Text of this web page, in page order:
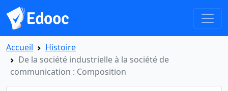
Accueil
Histoire
De la société industrielle à la société de
communication : Composition